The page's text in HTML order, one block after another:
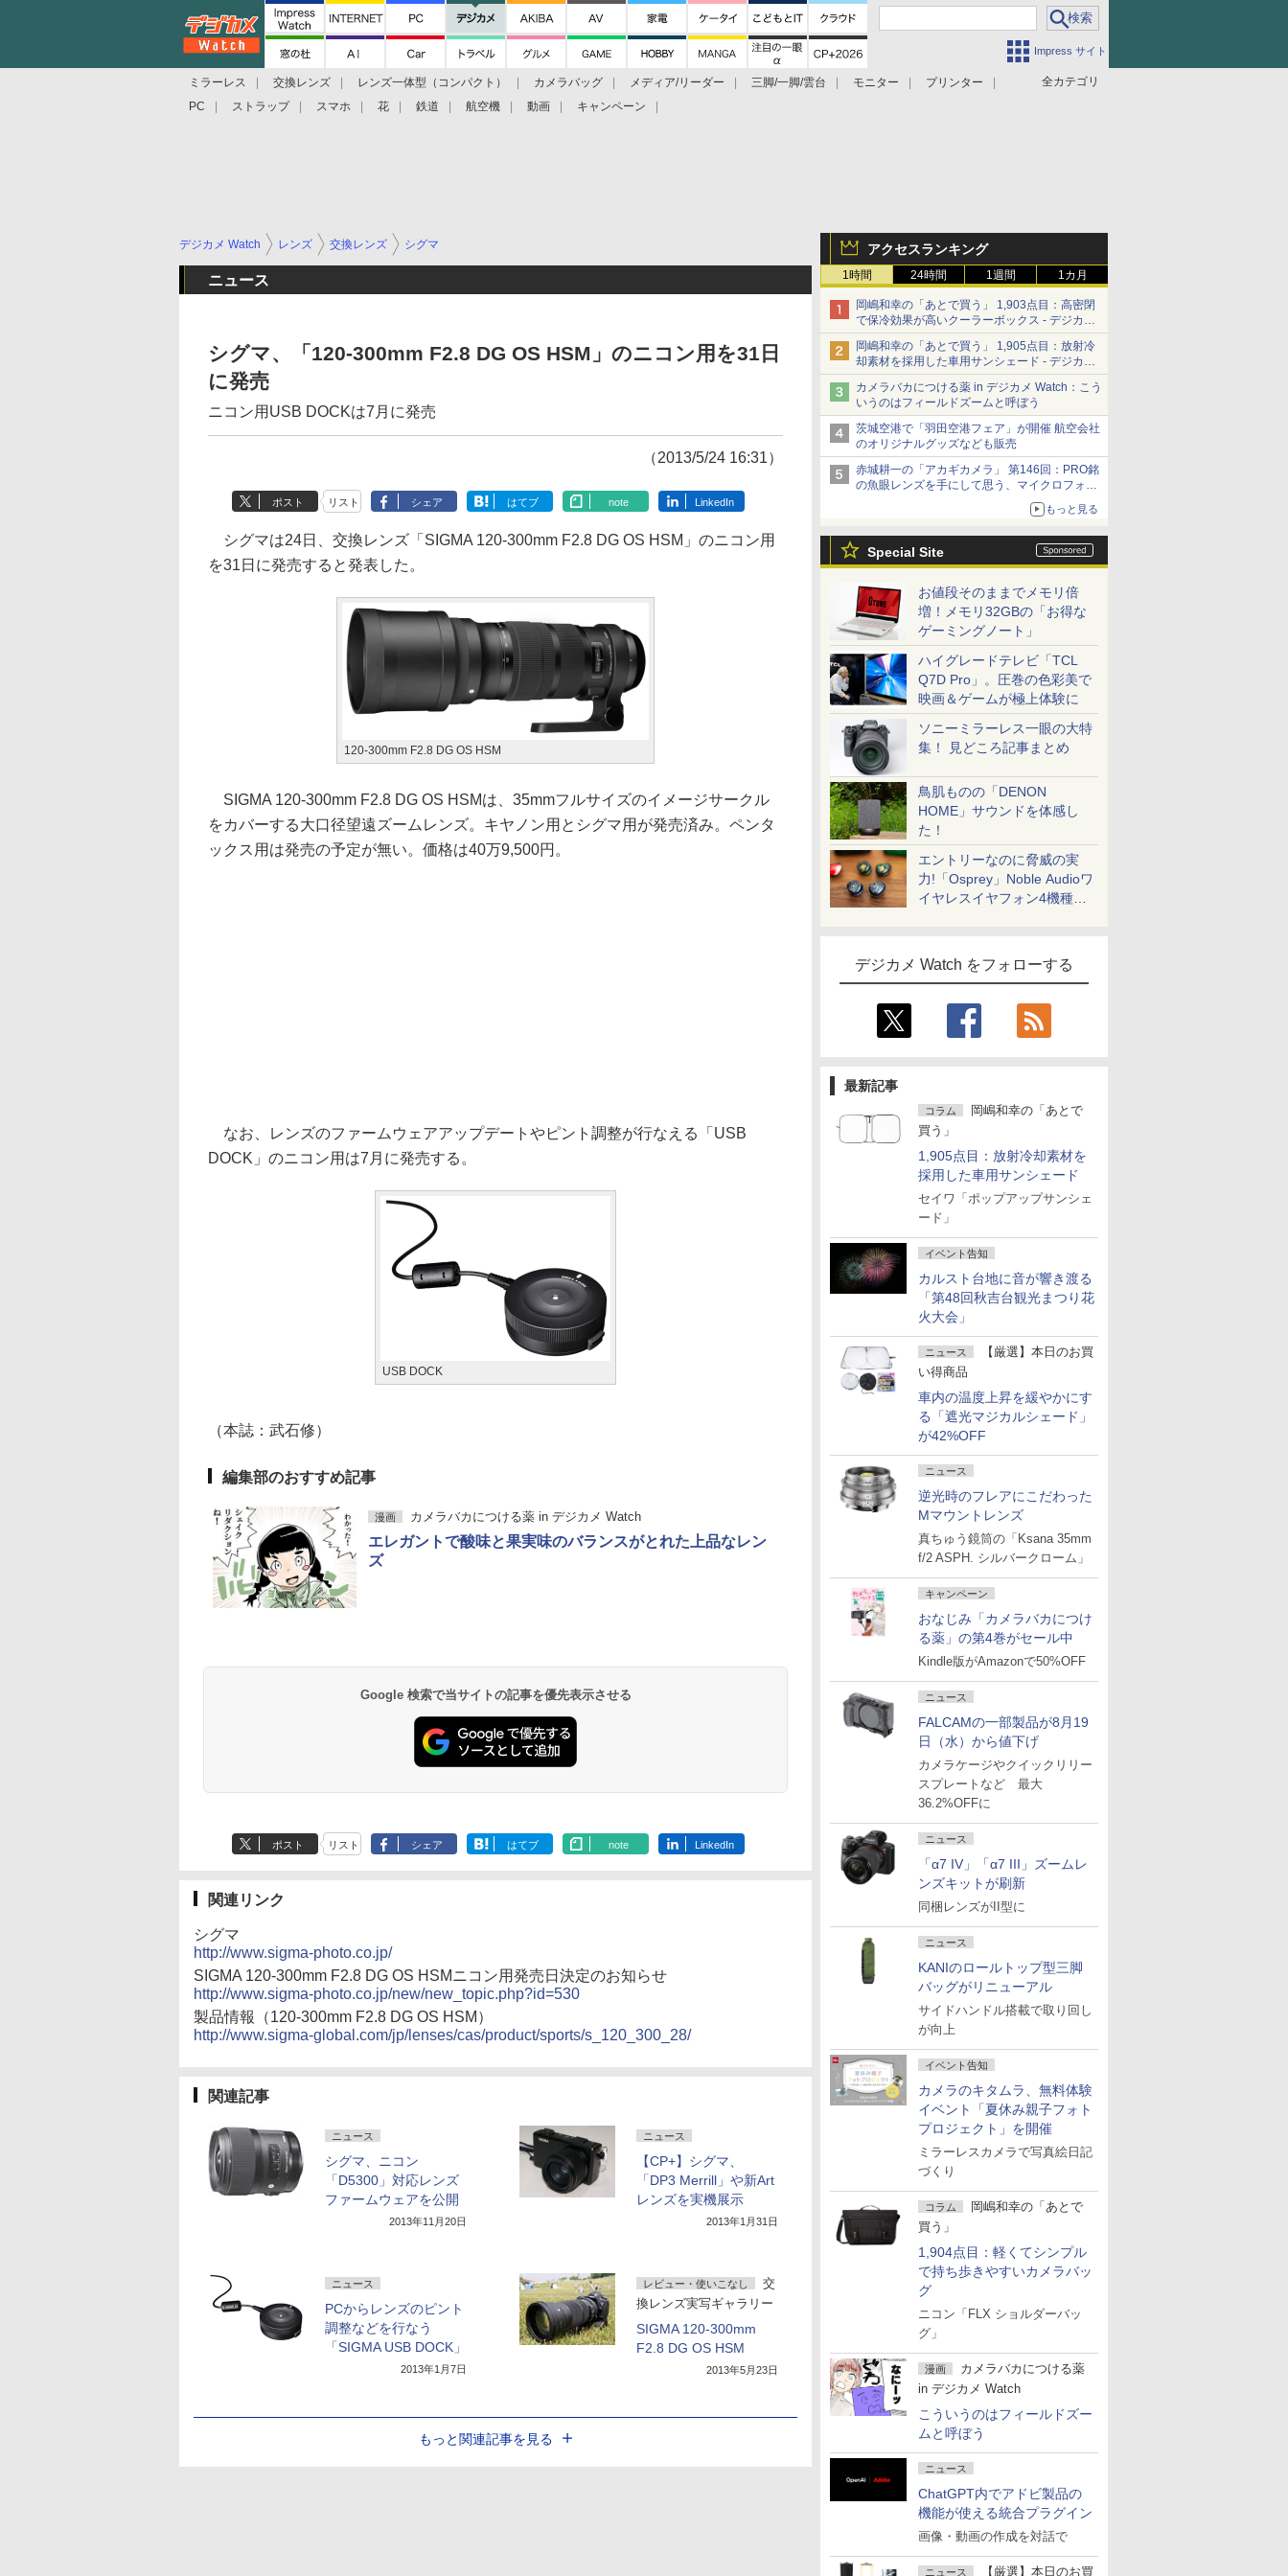
Impress サイト
全カテゴリ
ミラーレス 交換レンズ レンズ一体型（コンパクト） カメラバッグ メディア/リーダー 三脚/一脚/雲台 モニター
プリンター
PC
ストラップ スマホ 花 鉄道 航空機 動画 キャンペーン
アクセスランキング
1時間 24時間 1週間 1カ月
岡嶋和幸の「あとで買う」 1,903点目：高密閉
で保冷効果が高いクーラーボックス - デジカメ
Watch
岡嶋和幸の「あとで買う」 1,905点目：放射冷
却素材を採用した車用サンシェード - デジカメ
Watch
カメラバカにつける薬 in デジカメ Watch：こう
いうのはフィールドズームと呼ぼう
茨城空港で「羽田空港フェア」が開催 航空会社
のオリジナルグッズなども販売
赤城耕一の「アカギカメラ」 第146回：PRO銘
の魚眼レンズを手にして思う、マイクロフォー
もっと見る
Special Site
お値段そのままでメモリ倍
増！メモリ32GBの「お得な
ゲーミングノート」
ハイグレードテレビ「TCL
Q7D Pro」。圧巻の色彩美で
映画＆ゲームが極上体験に
ソニーミラーレス一眼の大特
集！ 見どころ記事まとめ
鳥肌ものの「DENON
HOME」サウンドを体感し
た！
エントリーなのに脅威の実
力!「Osprey」Noble Audioワ
イヤレスイヤフォン4機種を
デジカメ Watch をフォローする
最新記事
コラム
岡嶋和幸の「あとで
買う」
1,905点目：放射冷却素材を
採用した車用サンシェード
セイワ「ポップアップサンシェ
ード」
イベント告知
カルスト台地に音が響き渡る
「第48回秋吉台観光まつり花
火大会」
ニュース
【厳選】本日のお買
い得商品
車内の温度上昇を緩やかにす
る「遮光マジカルシェード」
が42%OFF
ニュース
逆光時のフレアにこだわった
Mマウントレンズ
真ちゅう鏡筒の「Ksana 35mm
f/2 ASPH. シルバークローム」
キャンペーン
おなじみ「カメラバカにつけ
る薬」の第4巻がセール中
Kindle版がAmazonで50%OFF
ニュース
FALCAMの一部製品が8月19
日（水）から値下げ
カメラケージやクイックリリー
スプレートなど 最大
36.2%OFFに
ニュース
「α7 IV」「α7 III」ズームレ
ンズキットが刷新
同梱レンズがII型に
ニュース
KANIのロールトップ型三脚
バッグがリニューアル
サイドハンドル搭載で取り回し
が向上
イベント告知
カメラのキタムラ、無料体験
イベント「夏休み親子フォト
プロジェクト」を開催
ミラーレスカメラで写真絵日記
づくり
コラム
岡嶋和幸の「あとで
買う」
1,904点目：軽くてシンプル
で持ち歩きやすいカメラバッ
グ
ニコン「FLX ショルダーバッ
グ」
漫画
カメラバカにつける薬
in デジカメ Watch
こういうのはフィールドズー
ムと呼ぼう
ニュース
ChatGPT内でアドビ製品の
機能が使える統合プラグイン
画像・動画の作成を対話で
ニュース 【厳選】本日のお買
デジカメ Watch レンズ 交換レンズ シグマ
ニュース
シグマ、「120-300mm F2.8 DG OS HSM」のニコン用を31日
に発売
ニコン用USB DOCKは7月に発売
（2013/5/24 16:31）
ポスト リスト シェア はてブ note LinkedIn
シグマは24日、交換レンズ「SIGMA 120-300mm F2.8 DG OS HSM」のニコン用
を31日に発売すると発表した。
120-300mm F2.8 DG OS HSM
SIGMA 120-300mm F2.8 DG OS HSMは、35mmフルサイズのイメージサークル
をカバーする大口径望遠ズームレンズ。キヤノン用とシグマ用が発売済み。ペンタ
ックス用は発売の予定が無い。価格は40万9,500円。
なお、レンズのファームウェアアップデートやピント調整が行なえる「USB
DOCK」のニコン用は7月に発売する。
USB DOCK
（本誌：武石修）
編集部のおすすめ記事
漫画 カメラバカにつける薬 in デジカメ Watch
エレガントで酸味と果実味のバランスがとれた上品なレン
ズ
Google 検索で当サイトの記事を優先表示させる
ポスト リスト シェア はてブ note LinkedIn
関連リンク
シグマ
http://www.sigma-photo.co.jp/
SIGMA 120-300mm F2.8 DG OS HSMニコン用発売日決定のお知らせ
http://www.sigma-photo.co.jp/new/new_topic.php?id=530
製品情報（120-300mm F2.8 DG OS HSM）
http://www.sigma-global.com/jp/lenses/cas/product/sports/s_120_300_28/
関連記事
ニュース
シグマ、ニコン
「D5300」対応レンズ
ファームウェアを公開
2013年11月20日
ニュース
【CP+】シグマ、
「DP3 Merrill」や新Art
レンズを実機展示
2013年1月31日
ニュース
PCからレンズのピント
調整などを行なう
「SIGMA USB DOCK」
2013年1月7日
レビュー・使いこなし
交
換レンズ実写ギャラリー
SIGMA 120-300mm
F2.8 DG OS HSM
2013年5月23日
もっと関連記事を見る